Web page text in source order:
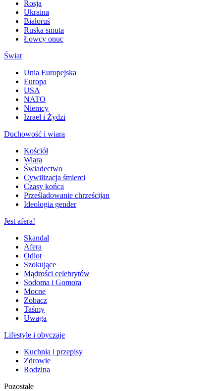
Rosja
Ukraina
Białoruś
Ruska smuta
Łowcy onuc
Świat
Unia Europejska
Europa
USA
NATO
Niemcy
Izrael i Żydzi
Duchowość i wiara
Kościół
Wiara
Świadectwo
Cywilizacja śmierci
Czasy końca
Prześladowanie chrześcijan
Ideologia gender
Jest afera!
Skandal
Afera
Odlot
Szokujące
Mądrości celebrytów
Sodoma i Gomora
Mocne
Zobacz
Taśmy
Uwaga
Lifestyle i obyczaje
Kuchnia i przepisy
Zdrowie
Rodzina
Pozostałe